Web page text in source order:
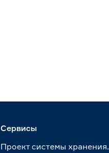
Сервисы
Проект системы хранения.